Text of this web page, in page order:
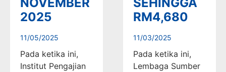
2025
11/05/2025
Pada ketika ini,
Institut Pengajian
RM4,680
11/03/2025
Pada ketika ini,
Lembaga Sumber